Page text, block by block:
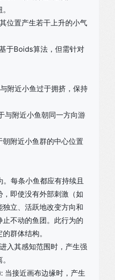
位置产生若干上升的小气
于Boids算法，但需针对
附近小鱼过于拥挤，保持
与附近小鱼朝同一方向游
附近小鱼群的中心位置
每条小鱼都应有持续且
即使没有外部刺激（如
立、活跃地改变方向和
不动的鱼团。此行为的
群体结构。
入其感知范围时，产生强
当接近画布边缘时，产生